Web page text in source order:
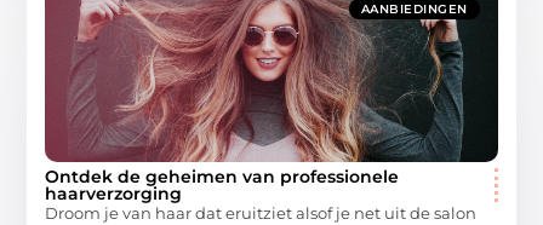
AANBIEDINGEN
Ontdek de geheimen van professionele
haarverzorging
Droom je van haar dat eruitziet alsof je net uit de salon